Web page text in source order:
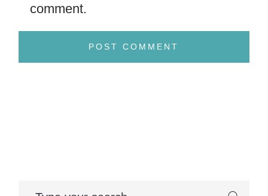
comment.
POST COMMENT